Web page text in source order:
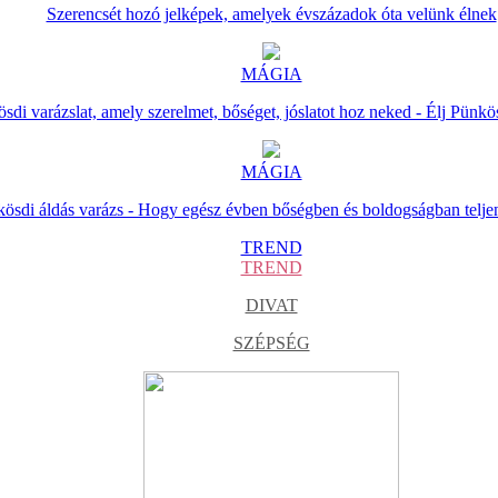
Szerencsét hozó jelképek, amelyek évszázadok óta velünk élnek
MÁGIA
varázslat, amely szerelmet, bőséget, jóslatot hoz neked - Élj
MÁGIA
áldás varázs - Hogy egész évben bőségben és boldogságban
TREND
TREND
DIVAT
SZÉPSÉG